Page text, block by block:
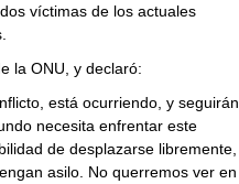
víctimas de los actuales
la ONU, y declaró:
está ocurriendo, y seguirán
necesita enfrentar este
de desplazarse libremente,
asilo. No querremos ver en